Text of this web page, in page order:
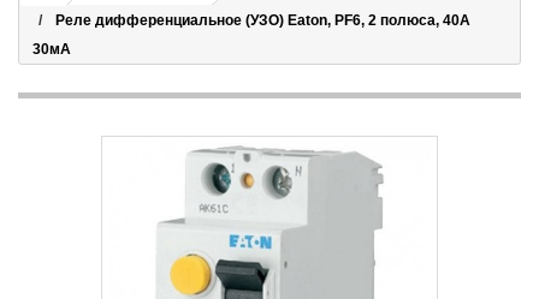
Реле дифференциальное (УЗО) Eaton, PF6, 2 полюса, 40А
30мА